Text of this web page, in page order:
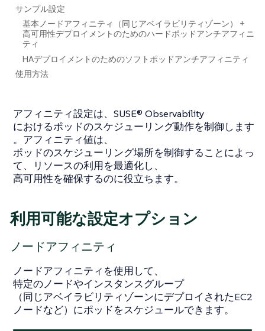
サンプル設定
基本ノードアフィニティ（同じアベイラビリティゾーン） +
高可用性デプロイメントのためのハードポッドアンチアフィニ
ティ
HAデプロイメントのためのソフトポッドアンチアフィニティ
使用方法
アフィニティ設定は、SUSE® Observability
におけるポッドのスケジューリング動作を制御します
。アフィニティ値は、
ポッドのスケジューリング場所を制御することによっ
て、リソースの利用を最適化し、
高可用性を確保するのに役立ちます。
利用可能な設定オプション
ノードアフィニティ
ノードアフィニティを使用して、
特定のノードやインスタンスグループ
（同じアベイラビリティゾーンにデプロイされたEC2
ノードなど）にポッドをスケジュールできます。